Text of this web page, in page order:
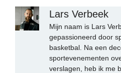
Lars Verbeek
Mijn naam is Lars
gepassioneerd door
basketbal. Na een
sportevenementen
verslagen, heb ik me